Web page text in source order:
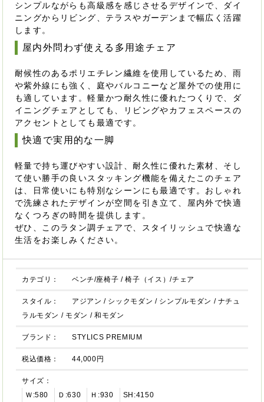
シンプルながらも高級感を感じさせるデザインで、ダイ
ニングからリビング、テラスやガーデンまで幅広く活躍
します。
屋内外問わず使える多用途チェア
耐候性のあるポリエチレン繊維を使用しているため、雨
や紫外線にも強く、庭やバルコニーなど屋外での使用に
も適しています。軽量かつ耐久性に優れたつくりで、ダ
イニングチェアとしても、リビングやカフェスペースの
アクセントとしても最適です。
快適で実用的な一脚
軽量で持ち運びやすい設計、耐久性に優れた素材、そし
て使い勝手の良いスタッキング機能を備えたこのチェア
は、日常使いにも特別なシーンにも最適です。おしゃれ
で洗練されたデザインが空間を引き立て、屋内外で快適
なくつろぎの時間を提供します。
ぜひ、このラタン調チェアで、スタイリッシュで快適な
生活をお楽しみください。
カテゴリ： ベンチ/座椅子 /椅子（イス）/チェア
スタイル： アジアン / シックモダン / シンプルモダン / ナチュ
ラルモダン / モダン / 和モダン
ブランド： STYLICS PREMIUM
税込価格： 44,000円
サイズ：
Ｗ:580
Ｄ:630 Ｈ:930 SH:4150